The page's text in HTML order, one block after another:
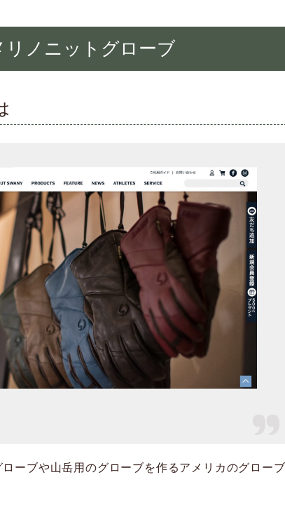
リノニットグローブ
ーブや山岳用のグローブを作るアメリカのグローブ